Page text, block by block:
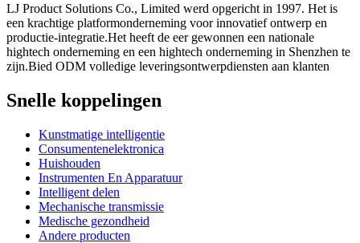
LJ Product Solutions Co., Limited werd opgericht in 1997. Het is
een krachtige platformonderneming voor innovatief ontwerp en
productie-integratie.Het heeft de eer gewonnen een nationale
hightech onderneming en een hightech onderneming in Shenzhen te
zijn.Bied ODM volledige leveringsontwerpdiensten aan klanten
Snelle koppelingen
Kunstmatige intelligentie
Consumentenelektronica
Huishouden
Instrumenten En Apparatuur
Intelligent delen
Mechanische transmissie
Medische gezondheid
Andere producten